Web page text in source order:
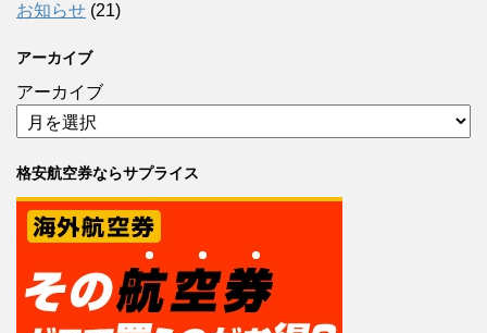
お知らせ (21)
アーカイブ
アーカイブ
格安航空券ならサプライス